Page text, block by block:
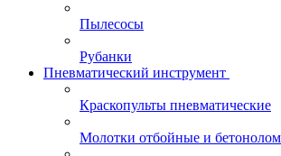
Пылесосы
Рубанки
Пневматический инструмент
Краскопульты пневматические
Молотки отбойные и